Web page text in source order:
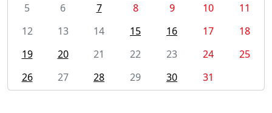
5
6 7 8 9 10
11
12
13 14 15 16 17
18
19
20 21 22 23 24
25
26
27 28 29 30 31